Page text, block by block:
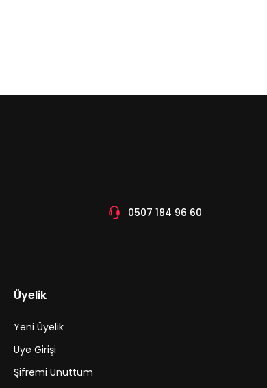
0507 184 96 60
Üyelik
Yeni Üyelik
Üye Girişi
Şifremi Unuttum